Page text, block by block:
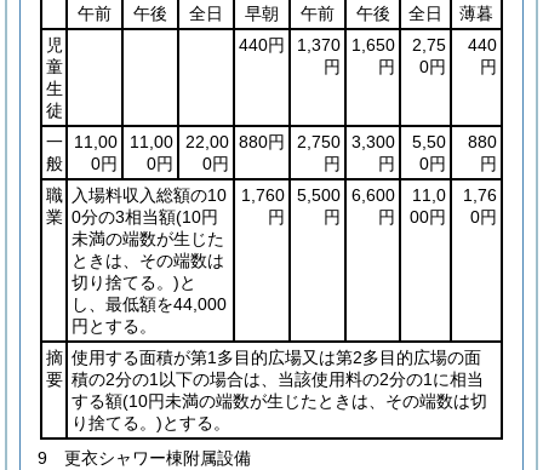
午前 午後 全日 早朝 午前 午後 全日
薄暮
児
童
生
徒
440円
1,370
円
1,650
円
2,75
0円
440
円
一
般
11,00
0円
11,00
0円
22,00
0円
880円
2,750
円
3,300
円
5,50
0円
880
円
職
業
入場料収入総額の10
0分の3相当額(10円
未満の端数が生じた
ときは、その端数は
切り捨てる。)と
し、最低額を44,000
円とする。
1,760
円
5,500
円
6,600
円
11,0
00円
1,76
0円
摘
要
使用する面積が第1多目的広場又は第2多目的広場の面
積の2分の1以下の場合は、当該使用料の2分の1に相当
する額(10円未満の端数が生じたときは、その端数は切
り捨てる。)とする。
9 更衣シャワー棟附属設備